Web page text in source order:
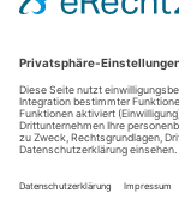
Die Planung der
iozzoführt die
aus, sondern
Bauherren ein.
Wir denken